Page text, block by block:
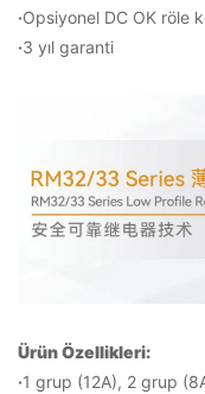
·Opsiyonel DC OK röle
·3 yıl garanti
Ürün Özellikleri:
·1 grup (12A), 2 grup